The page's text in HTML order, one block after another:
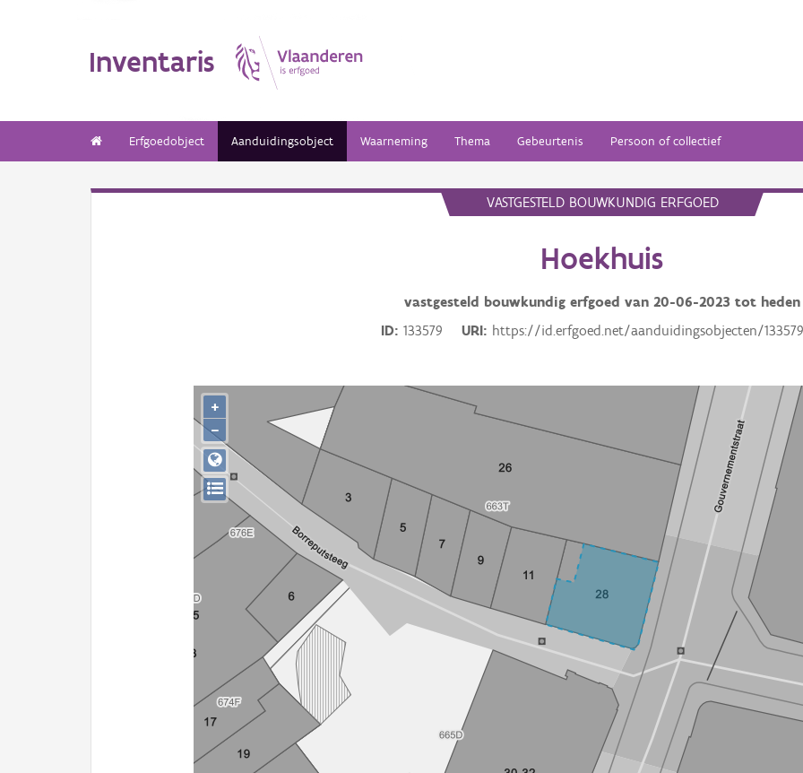
Inventaris
Erfgoedobject Aanduidingsobject Waarneming Thema Gebeurtenis Persoon of collectief
VASTGESTELD BOUWKUNDIG ERFGOED
Hoekhuis
vastgesteld bouwkundig erfgoed van 20-06-2023 tot heden
ID
133579 URI https://id.erfgoed.net/aanduidingsobjecten/133579
+
−